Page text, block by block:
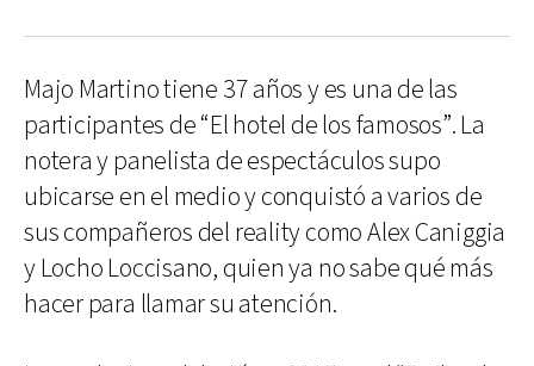
Majo Martino tiene 37 años y es una de las
participantes de “El hotel de los famosos”. La
notera y panelista de espectáculos supo
ubicarse en el medio y conquistó a varios de
sus compañeros del reality como Alex Caniggia
y Locho Loccisano, quien ya no sabe qué más
hacer para llamar su atención.